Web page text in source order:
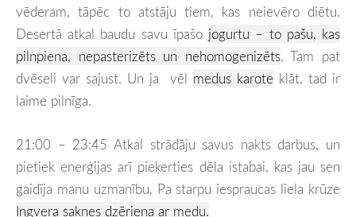
vēderam, tāpēc to atstāju tiem, kas neievēro diētu.
Desertā atkal baudu savu īpašo jogurtu – to pašu, kas
pilnpiena, nepasterizēts un nehomogenizēts. Tam pat
dvēseli var sajust. Un ja vēl medus karote klāt, tad ir
laime pilnīga.
21:00 – 23:45 Atkal strādāju savus nakts darbus, un
pietiek enerģijas arī pieķerties dēla istabai, kas jau sen
gaidīja manu uzmanību. Pa starpu iespraucas liela krūze
Ingvera saknes dzēriena ar medu.